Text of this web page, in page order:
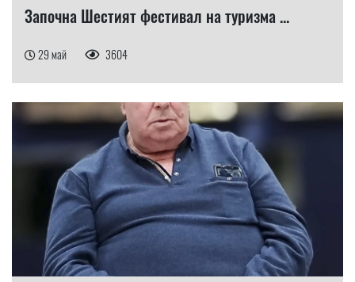
Започна Шестият фестивал на туризма ...
29 май 3604